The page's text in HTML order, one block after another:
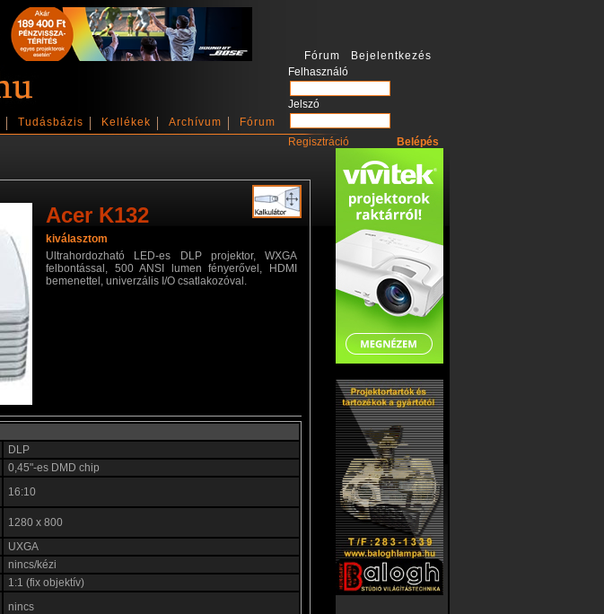
Fórum Bejelentkezés
Felhasználó
Jelszó
Regisztráció
Tudásbázis Kellékek Archívum Fórum
Acer K132
kiválasztom
Ultrahordozható LED-es DLP projektor, WXGA
felbontással, 500 ANSI lumen fényerővel, HDMI
bemenettel, univerzális I/O csatlakozóval.
DLP
0,45"-es DMD chip
16:10
1280 x 800
UXGA
nincs/kézi
1:1 (fix objektív)
nincs